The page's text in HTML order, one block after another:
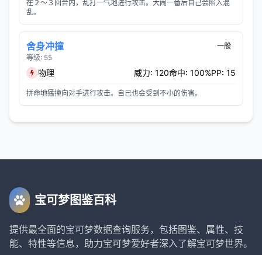
在２～３回合内，乱打一气地进行攻击。大闹一番后自己会陷入混
乱。
舍身冲撞
等级: 55
一般
物理 威力: 120命中: 100%PP: 15
拼命地猛撞向对手进行攻击。自己也会受到不小的伤害。
宝可梦图鉴百科
提供最全面的宝可梦数据查询服务，包括图鉴、属性、技
能、特性等信息，助力宝可梦爱好者深入了解宝可梦世界。